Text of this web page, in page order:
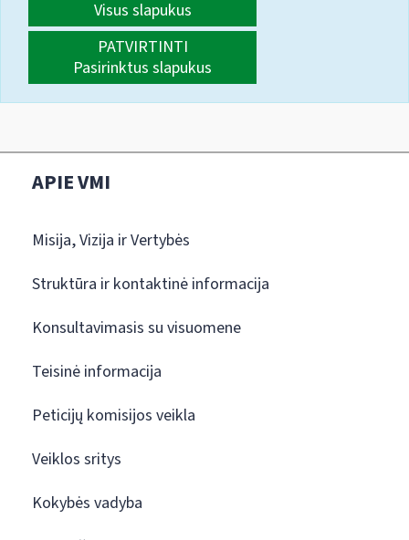
Visus slapukus
PATVIRTINTI
Pasirinktus slapukus
APIE VMI
Misija, Vizija ir Vertybės
Struktūra ir kontaktinė informacija
Konsultavimasis su visuomene
Teisinė informacija
Peticijų komisijos veikla
Veiklos sritys
Kokybės vadyba